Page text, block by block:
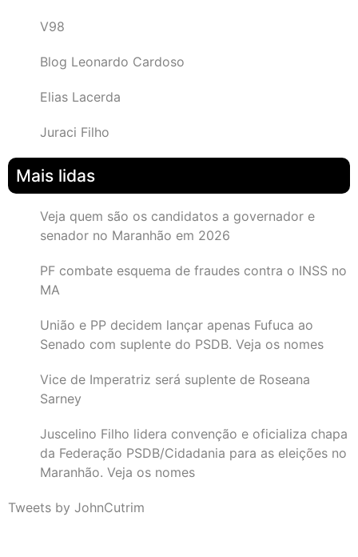
V98
Blog Leonardo Cardoso
Elias Lacerda
Juraci Filho
Mais lidas
Veja quem são os candidatos a governador e
senador no Maranhão em 2026
PF combate esquema de fraudes contra o INSS no
MA
União e PP decidem lançar apenas Fufuca ao
Senado com suplente do PSDB. Veja os nomes
Vice de Imperatriz será suplente de Roseana
Sarney
Juscelino Filho lidera convenção e oficializa chapa
da Federação PSDB/Cidadania para as eleições no
Maranhão. Veja os nomes
Tweets by JohnCutrim